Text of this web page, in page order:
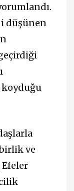
düşünen
koyduğu
ve